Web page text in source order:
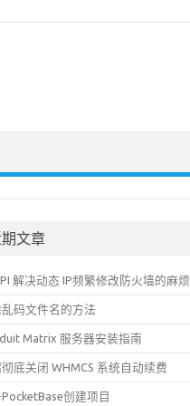
文章
解决动态 IP频繁修改防火墙的麻烦
码文件名的方法
Matrix 服务器安装指南
底关闭 WHMCS 系统自动续费
创建项目